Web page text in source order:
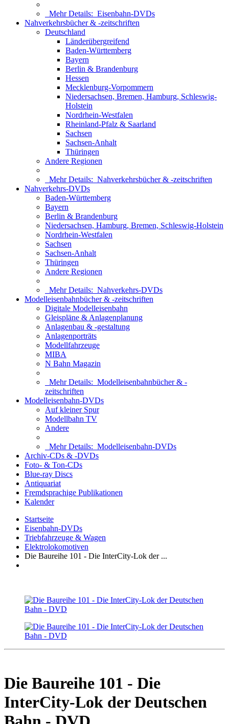
Mehr Details: Eisenbahn-DVDs
Nahverkehrsbücher & -zeitschriften
Deutschland
Länderübergreifend
Baden-Württemberg
Bayern
Berlin & Brandenburg
Hessen
Mecklenburg-Vorpommern
Niedersachsen, Bremen, Hamburg, Schleswig-
Holstein
Nordrhein-Westfalen
Rheinland-Pfalz & Saarland
Sachsen
Sachsen-Anhalt
Thüringen
Andere Regionen
Mehr Details: Nahverkehrsbücher & -zeitschriften
Nahverkehrs-DVDs
Baden-Württemberg
Bayern
Berlin & Brandenburg
Niedersachsen, Hamburg, Bremen, Schleswig-Holstein
Nordrhein-Westfalen
Sachsen
Sachsen-Anhalt
Thüringen
Andere Regionen
Mehr Details: Nahverkehrs-DVDs
Modelleisenbahnbücher & -zeitschriften
Digitale Modelleisenbahn
Gleispläne & Anlagenplanung
Anlagenbau & -gestaltung
Anlagenporträts
Modellfahrzeuge
MIBA
N Bahn Magazin
Mehr Details: Modelleisenbahnbücher & -
zeitschriften
Modelleisenbahn-DVDs
Auf kleiner Spur
Modellbahn TV
Andere
Mehr Details: Modelleisenbahn-DVDs
Archiv-CDs & -DVDs
Foto- & Ton-CDs
Blue-ray Discs
Antiquariat
Fremdsprachige Publikationen
Kalender
Startseite
Eisenbahn-DVDs
Triebfahrzeuge & Wagen
Elektrolokomotiven
Die Baureihe 101 - Die InterCity-Lok der ...
Die Baureihe 101 - Die
InterCity-Lok der Deutschen